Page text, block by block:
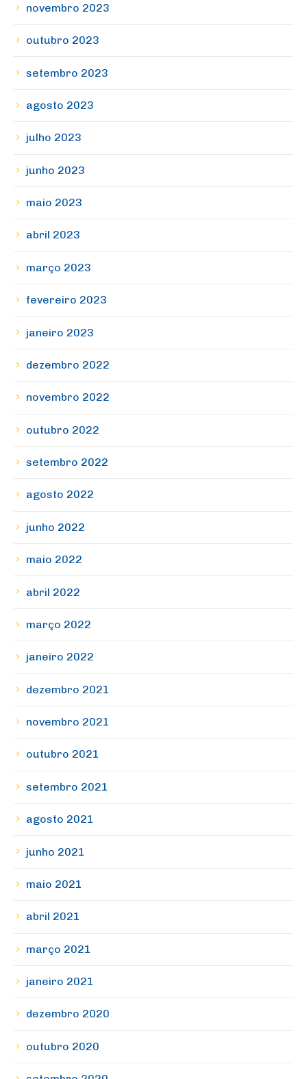
novembro 2023
outubro 2023
setembro 2023
agosto 2023
julho 2023
junho 2023
maio 2023
abril 2023
março 2023
fevereiro 2023
janeiro 2023
dezembro 2022
novembro 2022
outubro 2022
setembro 2022
agosto 2022
junho 2022
maio 2022
abril 2022
março 2022
janeiro 2022
dezembro 2021
novembro 2021
outubro 2021
setembro 2021
agosto 2021
junho 2021
maio 2021
abril 2021
março 2021
janeiro 2021
dezembro 2020
outubro 2020